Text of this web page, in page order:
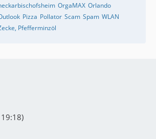
OrgaMAX Orlando
Pizza Pollator Scam Spam WLAN
Pfefferminzöl
)